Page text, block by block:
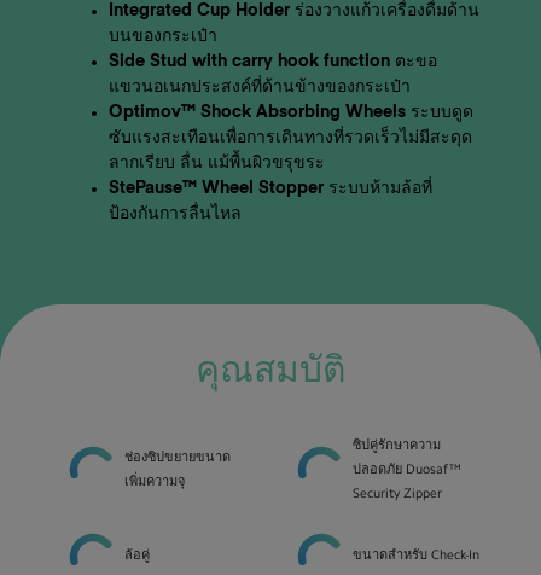
Integrated Cup Holder ร่องวางแก้วเครื่องดื่มด้าน
บนของกระเป๋า
Side Stud with carry hook function ตะขอ
แขวนอเนกประสงค์ที่ด้านข้างของกระเป๋า
Optimov™ Shock Absorbing Wheels ระบบดูด
ซับแรงสะเทือนเพื่อการเดินทางที่รวดเร็วไม่มีสะดุด
ลากเรียบ ลื่น แม้พื้นผิวขรุขระ
StePause™ Wheel Stopper ระบบห้ามล้อที่
ป้องกันการลื่นไหล
คุณสมบัติ
ช่องซิปขยายขนาด
เพิ่มความจุ
ซิปคู่รักษาความ
ปลอดภัย Duosaf™
Security Zipper
ล้อคู่ ขนาดสำหรับ Check-In